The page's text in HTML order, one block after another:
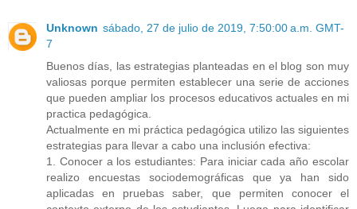
Unknown sábado, 27 de julio de 2019, 7:50:00 a.m. GMT-
7
Buenos días, las estrategias planteadas en el blog son muy
valiosas porque permiten establecer una serie de acciones
que pueden ampliar los procesos educativos actuales en mi
practica pedagógica.
Actualmente en mi práctica pedagógica utilizo las siguientes
estrategias para llevar a cabo una inclusión efectiva:
1. Conocer a los estudiantes: Para iniciar cada año escolar
realizo encuestas sociodemográficas que ya han sido
aplicadas en pruebas saber, que permiten conocer el